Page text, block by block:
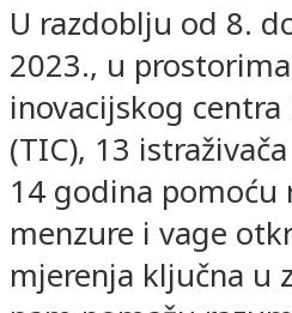
U razdoblju od 8.
2023., u
inovacijskog
(TIC), 13
14 godina pomoću
menzure i vage
mjerenja ključna u